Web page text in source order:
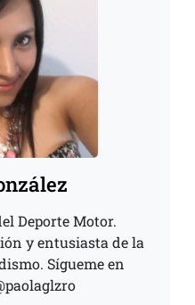
Deporte Motor.
y entusiasta de la
Sígueme en